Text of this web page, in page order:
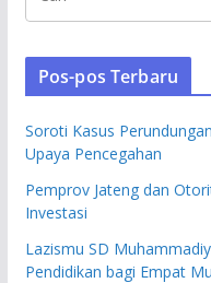
Pos-pos Terbaru
Soroti Kasus
Upaya Pencegahan
Pemprov Jateng dan
Investasi
Lazismu SD
Pendidikan bagi Empat